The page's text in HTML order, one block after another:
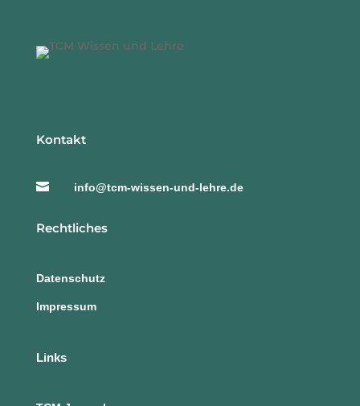
Kontakt
 info@tcm-wissen-und-lehre.de
Rechtliches
Datenschutz
Impressum
Links